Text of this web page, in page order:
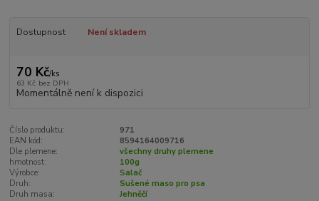
Dostupnost Není skladem
70 Kč/ks
63 Kč bez DPH
Momentálně není k dispozici
Číslo produktu:
971
EAN kód:
8594164009716
Dle plemene:
všechny druhy plemene
hmotnost:
100g
Výrobce:
Salač
Druh:
Sušené maso pro psa
Druh masa:
Jehněčí